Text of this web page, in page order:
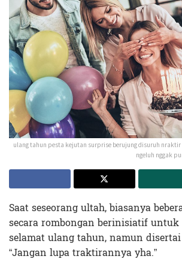
ulang tahun pesta kejutan surprise berujung disuruh
ngeluh nggak
Saat seseorang ultah, biasanya
secara rombongan berinisiatif untuk
selamat ulang tahun, namun disertai
“Jangan lupa traktirannya yha.”